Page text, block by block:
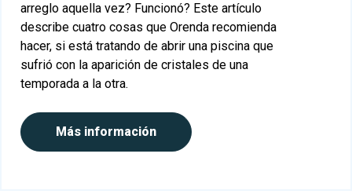
arreglo aquella vez? Funcionó? Este artículo
describe cuatro cosas que Orenda recomienda
hacer, si está tratando de abrir una piscina que
sufrió con la aparición de cristales de una
temporada a la otra.
Más información